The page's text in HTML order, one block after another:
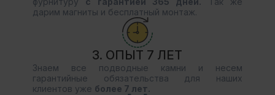
дарим магниты и бесплатный монтаж.
3. ОПЫТ 7 ЛЕТ
Знаем все подводные камни и несем
гарантийные обязательства для наших
клиентов уже более 7 лет.